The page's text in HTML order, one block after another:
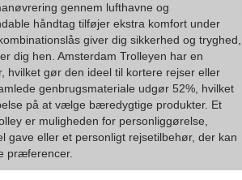
gennem lufthavne og
håndtag tilføjer ekstra komfort under
giver dig sikkerhed og tryghed,
dig hen. Amsterdam Trolleyen har en
hvilket gør den ideel til kortere rejser eller
genbrugsmateriale udgør 52%, hvilket
på at vælge bæredygtige produkter. Et
er muligheden for personliggørelse,
gave eller et personligt rejsetilbehør, der kan
præferencer.